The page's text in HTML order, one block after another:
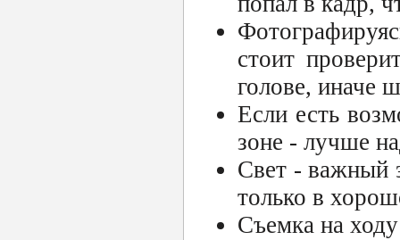
стоит
голове, иначе
Если есть
зоне - лучше
Свет - важный
только в
Съемка на